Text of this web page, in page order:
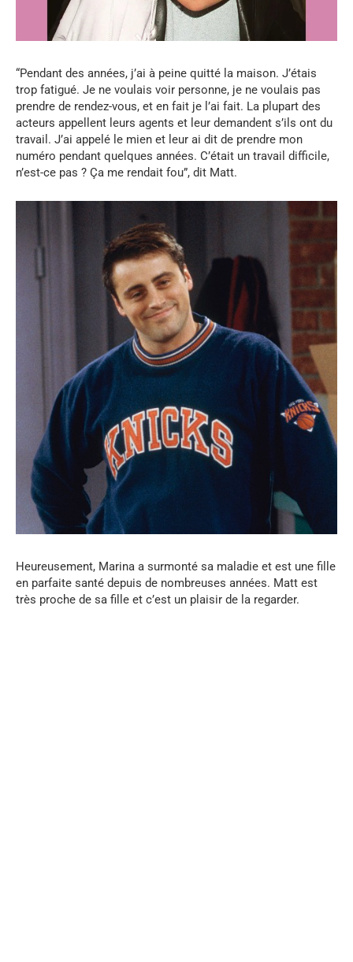
“Pendant des années, j’ai à peine quitté la maison. J’étais
trop fatigué. Je ne voulais voir personne, je ne voulais pas
prendre de rendez-vous, et en fait je l’ai fait. La plupart des
acteurs appellent leurs agents et leur demandent s’ils ont du
travail. J’ai appelé le mien et leur ai dit de prendre mon
numéro pendant quelques années. C’était un travail difficile,
n’est-ce pas ? Ça me rendait fou”, dit Matt.
Heureusement, Marina a surmonté sa maladie et est une fille
en parfaite santé depuis de nombreuses années. Matt est
très proche de sa fille et c’est un plaisir de la regarder.